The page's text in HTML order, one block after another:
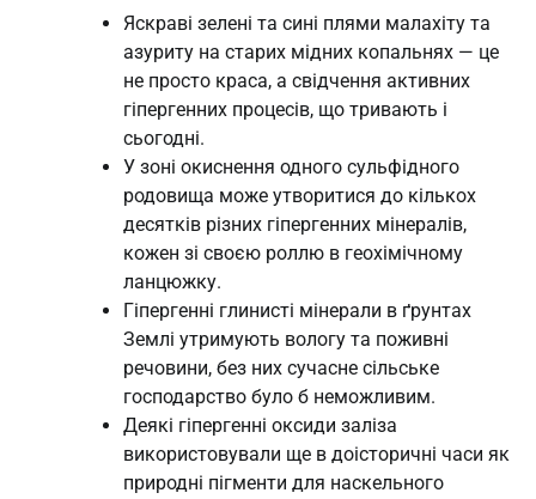
Яскраві зелені та сині плями малахіту та
азуриту на старих мідних копальнях — це
не просто краса, а свідчення активних
гіпергенних процесів, що тривають і
сьогодні.
У зоні окиснення одного сульфідного
родовища може утворитися до кількох
десятків різних гіпергенних мінералів,
кожен зі своєю роллю в геохімічному
ланцюжку.
Гіпергенні глинисті мінерали в ґрунтах
Землі утримують вологу та поживні
речовини, без них сучасне сільське
господарство було б неможливим.
Деякі гіпергенні оксиди заліза
використовували ще в доісторичні часи як
природні пігменти для наскельного